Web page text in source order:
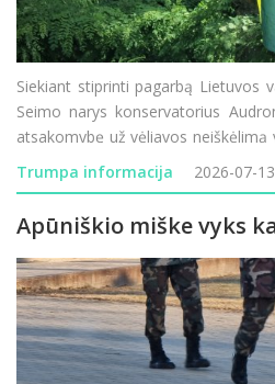
Siekiant stiprinti pagarbą Lietuvos
Seimo narys konservatorius
atsakomybę už vėliavos neiškėlimą
Administracinių nusižengimų
įregistravęs parlament
Trumpa informacija 2026-07-13
Apūniškio miške vyks